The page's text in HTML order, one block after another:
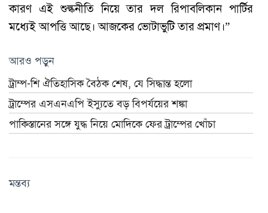
কারণ এই শুল্কনীতি নিয়ে তার দল রিপাবলিকান পার্টির
মধ্যেই আপত্তি আছে। আজকের ভোটাভুটি তার প্রমাণ।”
আরও পড়ুন
ট্রাম্প-শি ঐতিহাসিক বৈঠক শেষ, যে সিদ্ধান্ত হলো
ট্রাম্পের এসএনএপি ইস্যুতে বড় বিপর্যয়ের শঙ্কা
পাকিস্তানের সঙ্গে যুদ্ধ নিয়ে মোদিকে ফের ট্রাম্পের খোঁচা
মন্তব্য